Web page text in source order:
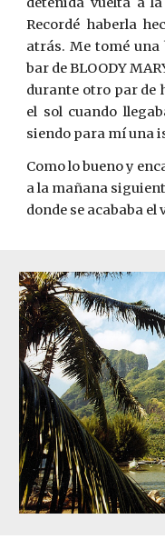
Recordé haberla
atrás. Me tomé una
bar de BLOODY
durante otro par de
el sol cuando
siendo para mí una
Como lo bueno y
a la mañana
donde se acababa el